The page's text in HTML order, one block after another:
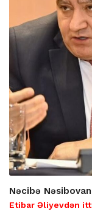
Nəcibə
Etibar Əliyevdən